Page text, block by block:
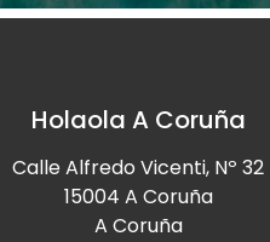
Holaola A Coruña
Calle Alfredo Vicenti, Nº 32
15004 A Coruña
A Coruña